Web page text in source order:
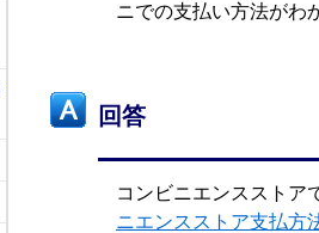
ニでの支払い方法がわ
回答
コンビニエンスストア
ニエンスストア支払方